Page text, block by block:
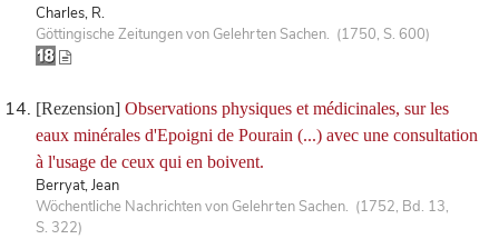
Charles, R.
Göttingische Zeitungen von Gelehrten Sachen. (1750, S. 600)
[Rezension] Observations physiques et médicinales, sur les
eaux minérales d'Epoigni de Pourain (...) avec une consultation
à l'usage de ceux qui en boivent.
Berryat, Jean
Wöchentliche Nachrichten von Gelehrten Sachen. (1752, Bd. 13,
S. 322)